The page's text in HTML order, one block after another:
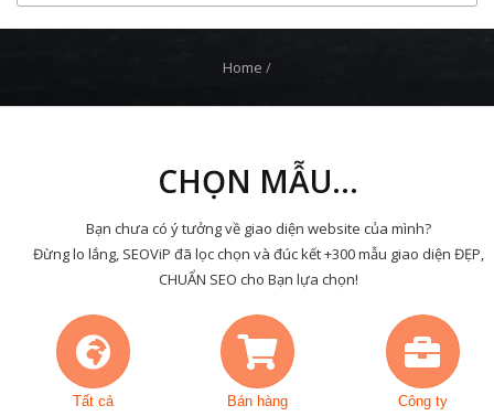
Home /
CHỌN MẪU...
Bạn chưa có ý tưởng về giao diện website của mình?
Đừng lo lắng, SEOViP đã lọc chọn và đúc kết +300 mẫu giao diện ĐẸP,
CHUẨN SEO cho Bạn lựa chọn!
Tất cả Bán hàng Công ty